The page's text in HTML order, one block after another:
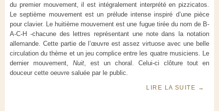
du premier mouvement, il est intégralement interprété en pizzicatos.
Le septième mouvement est un prélude intense inspiré d’une pièce
pour clavier. Le huitième mouvement est une fugue tirée du nom de B-
A-C-H -chacune des lettres représentant une note dans la notation
allemande. Cette partie de l’œuvre est assez virtuose avec une belle
circulation du thème et un jeu complice entre les quatre musiciens. Le
dernier mouvement, Nuit , est un choral. Celui-ci clôture tout en
douceur cette oeuvre saluée par le public.
LIRE LA SUITE →